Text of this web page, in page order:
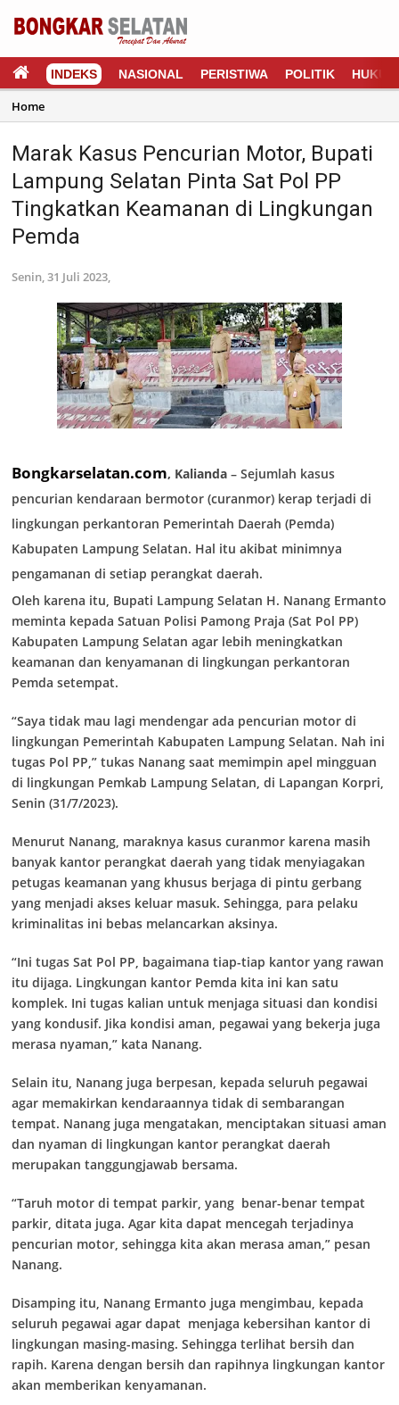
INDEKS NASIONAL PERISTIWA POLITIK HUKUM
Home
Marak Kasus Pencurian Motor, Bupati
Lampung Selatan Pinta Sat Pol PP
Tingkatkan Keamanan di Lingkungan
Pemda
Senin, 31 Juli 2023,
Bongkarselatan.com, Kalianda – Sejumlah kasus
pencurian kendaraan bermotor (curanmor) kerap terjadi di
lingkungan perkantoran Pemerintah Daerah (Pemda)
Kabupaten Lampung Selatan. Hal itu akibat minimnya
pengamanan di setiap perangkat daerah.
Oleh karena itu, Bupati Lampung Selatan H. Nanang Ermanto
meminta kepada Satuan Polisi Pamong Praja (Sat Pol PP)
Kabupaten Lampung Selatan agar lebih meningkatkan
keamanan dan kenyamanan di lingkungan perkantoran
Pemda setempat.
“Saya tidak mau lagi mendengar ada pencurian motor di
lingkungan Pemerintah Kabupaten Lampung Selatan. Nah ini
tugas Pol PP,” tukas Nanang saat memimpin apel mingguan
di lingkungan Pemkab Lampung Selatan, di Lapangan Korpri,
Senin (31/7/2023).
Menurut Nanang, maraknya kasus curanmor karena masih
banyak kantor perangkat daerah yang tidak menyiagakan
petugas keamanan yang khusus berjaga di pintu gerbang
yang menjadi akses keluar masuk. Sehingga, para pelaku
kriminalitas ini bebas melancarkan aksinya.
“Ini tugas Sat Pol PP, bagaimana tiap-tiap kantor yang rawan
itu dijaga. Lingkungan kantor Pemda kita ini kan satu
komplek. Ini tugas kalian untuk menjaga situasi dan kondisi
yang kondusif. Jika kondisi aman, pegawai yang bekerja juga
merasa nyaman,” kata Nanang.
Selain itu, Nanang juga berpesan, kepada seluruh pegawai
agar memakirkan kendaraannya tidak di sembarangan
tempat. Nanang juga mengatakan, menciptakan situasi aman
dan nyaman di lingkungan kantor perangkat daerah
merupakan tanggungjawab bersama.
“Taruh motor di tempat parkir, yang benar-benar tempat
parkir, ditata juga. Agar kita dapat mencegah terjadinya
pencurian motor, sehingga kita akan merasa aman,” pesan
Nanang.
Disamping itu, Nanang Ermanto juga mengimbau, kepada
seluruh pegawai agar dapat menjaga kebersihan kantor di
lingkungan masing-masing. Sehingga terlihat bersih dan
rapih. Karena dengan bersih dan rapihnya lingkungan kantor
akan memberikan kenyamanan.